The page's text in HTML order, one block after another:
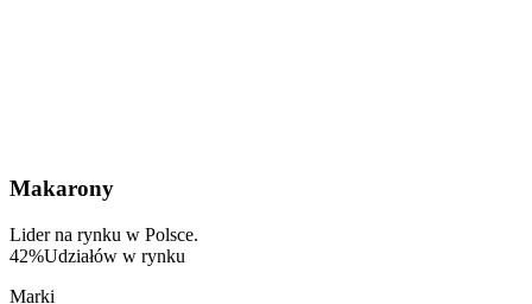
Makarony
Lider na rynku w Polsce.
42%Udziałów w rynku
Marki